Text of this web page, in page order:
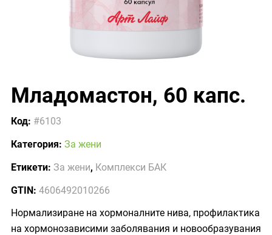
Младомастон, 60 капс.
Код: #6103
Категория: За жени
Етикети: За жени, Комплекси БАК
GTIN: 4606492010266
Нормализиране на хормоналните нива, профилактика
на хормонозависими заболявания и новообразувания